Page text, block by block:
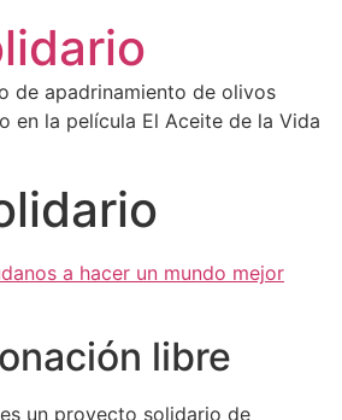
de apadrinamiento de olivos
en la película El Aceite de la Vida
a hacer un mundo mejor
libre
es un proyecto solidario de